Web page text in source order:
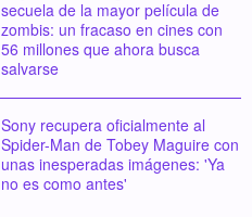
secuela de la mayor película de
zombis: un fracaso en cines con
56 millones que ahora busca
salvarse
Sony recupera oficialmente al
Spider-Man de Tobey Maguire con
unas inesperadas imágenes: 'Ya
no es como antes'